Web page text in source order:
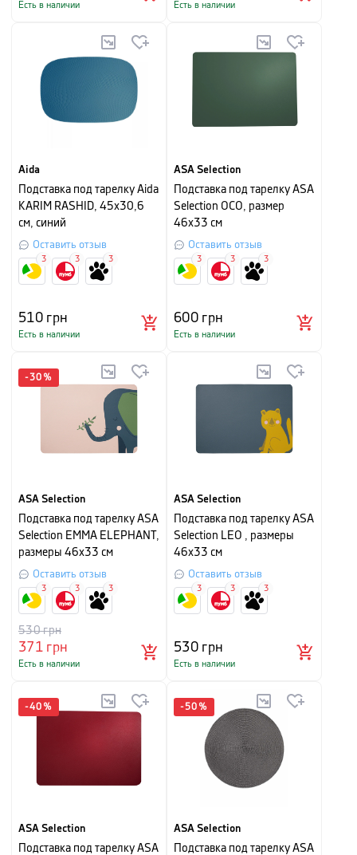
Есть в наличии Есть в наличии
Aida
Подставка под тарелку Aida
KARIM RASHID, 45х30,6
см, синий
Оставить отзыв
510грн
Есть в наличии
3 3 3
ASA Selection
Подставка под тарелку ASA
Selection OCO, размер
46х33 см
Оставить отзыв
600грн
Есть в наличии
3 3 3
-30 %
ASA Selection
Подставка под тарелку ASA
Selection EMMA ELEPHANT,
размеры 46х33 см
Оставить отзыв
371грн
530грн
Есть в наличии
3 3 3
ASA Selection
Подставка под тарелку ASA
Selection LEO , размеры
46х33 см
Оставить отзыв
530грн
Есть в наличии
3 3 3
-40 %
ASA Selection
Подставка под тарелку ASA
-50 %
ASA Selection
Подставка под тарелку ASA